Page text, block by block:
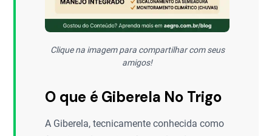
Clique na imagem para compartilhar com seus
amigos!
O que é Giberela No Trigo
A Giberela, tecnicamente conhecida como